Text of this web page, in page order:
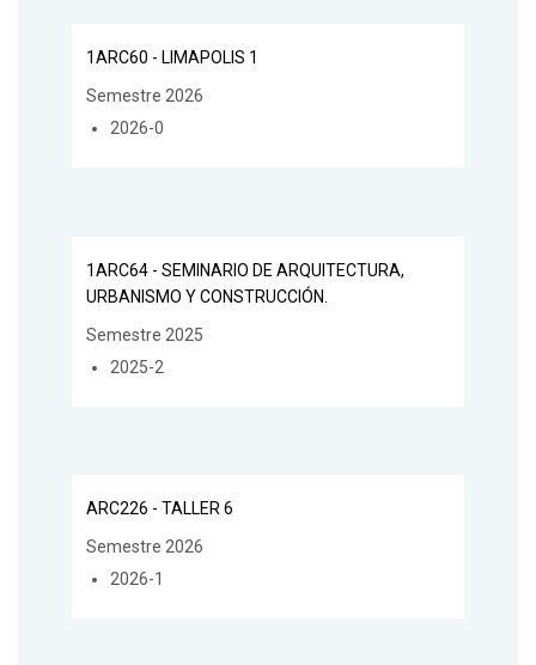
1ARC60 - LIMAPOLIS 1
Semestre 2026
2026-0
1ARC64 - SEMINARIO DE ARQUITECTURA,
URBANISMO Y CONSTRUCCIÓN.
Semestre 2025
2025-2
ARC226 - TALLER 6
Semestre 2026
2026-1